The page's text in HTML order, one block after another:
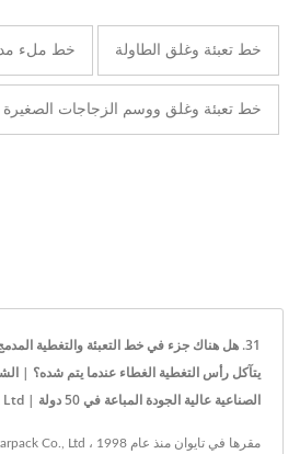
خط تعبئة وغلق الطاولة خط ملء
خط تعبئة وغلق ووسم الزجاجات الصغيرة
31. هل هناك جزء في خط التعبئة والتغطية
يتآكل رأس التغطية الغطاء عندما يتم شده؟ |
الصناعية عالية الجودة المباعة في 50 دولة | Neostarpack Co., Ltd.